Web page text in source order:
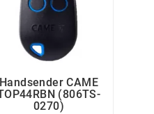
Handsender CAME
(806TS-
0270)